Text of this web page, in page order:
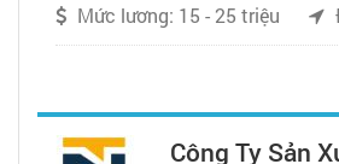
Mức lương: 15 - 25 triệu
Công Ty Sản